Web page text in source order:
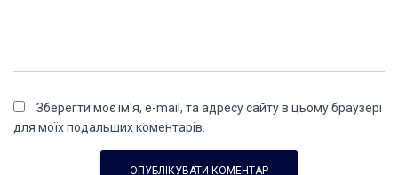
Зберегти моє ім'я, e-mail, та адресу сайту в цьому браузері
для моїх подальших коментарів.